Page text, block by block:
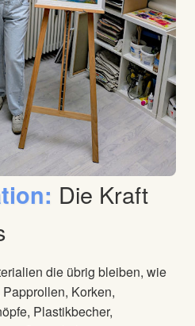
Die Kraft
die übrig bleiben, wie
Korken,
Plastikbecher,